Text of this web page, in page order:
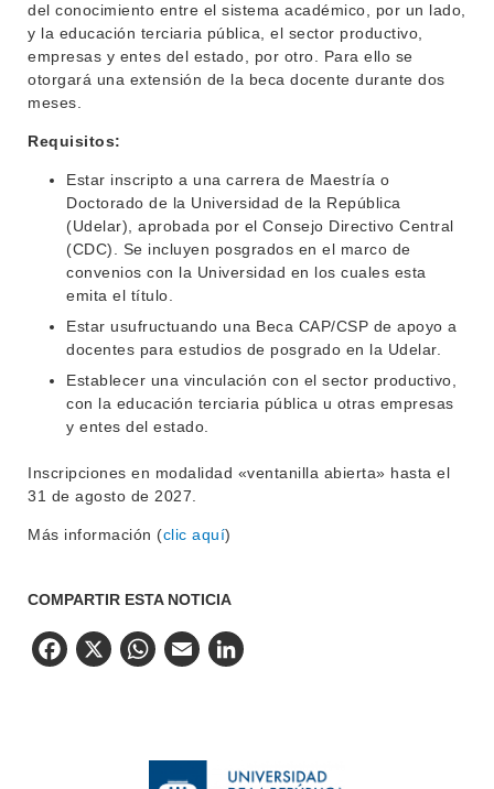
SERVICIOS
LLAMADOS
NOTICIAS
CONTACTO
MOVILIDAD ACADÉMICA
BIBLIOTECA
del conocimiento entre el sistema académico, por un lado,
y la educación terciaria pública, el sector productivo,
empresas y entes del estado, por otro. Para ello se
otorgará una extensión de la beca docente durante dos
meses.
Requisitos:
Estar inscripto a una carrera de Maestría o
Doctorado de la Universidad de la República
(Udelar), aprobada por el Consejo Directivo Central
(CDC). Se incluyen posgrados en el marco de
convenios con la Universidad en los cuales esta
emita el título.
Estar usufructuando una Beca CAP/CSP de apoyo a
docentes para estudios de posgrado en la Udelar.
Establecer una vinculación con el sector productivo,
con la educación terciaria pública u otras empresas
y entes del estado.
Inscripciones en modalidad «ventanilla abierta» hasta el
31 de agosto de 2027.
Más información (clic aquí)
COMPARTIR ESTA NOTICIA
Facebook
X WhatsApp
Email